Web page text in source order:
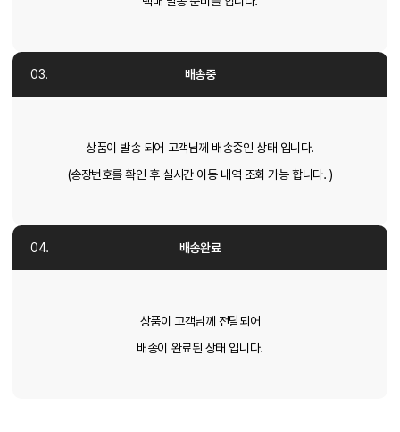
배송중
상품이 발송 되어 고객님께 배송중인 상태 입니다.
(송장번호를 확인 후 실시간 이동 내역 조회 가능 합니다. )
배송완료
상품이 고객님께 전달되어
배송이 완료된 상태 입니다.